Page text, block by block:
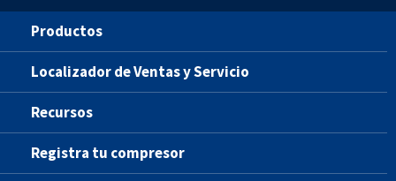
Productos
Localizador de Ventas y Servicio
Recursos
Registra tu compresor